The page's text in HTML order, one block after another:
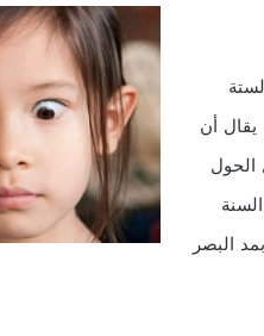
أن
الحول
البصر